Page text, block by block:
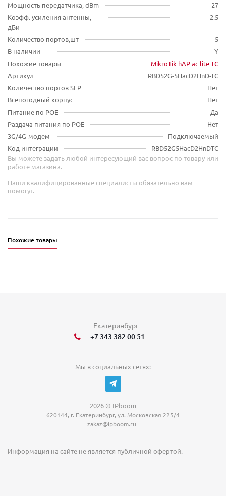
Мощность передатчика, dBm
27
Коэфф. усиления антенны,
дБи
2.5
Количество портов,шт
5
В наличии
Y
Похожие товары
MikroTik hAP ac lite TC
Артикул
RBD52G-5HacD2HnD-TC
Количество портов SFP
Нет
Всепогодный корпус
Нет
Питание по POE
Да
Раздача питания по POE
Нет
3G/4G-модем
Подключаемый
Код интеграции
RBD52G5HacD2HnDTC
Вы можете задать любой интересующий вас вопрос по товару или
работе магазина.
Наши квалифицированные специалисты обязательно вам
помогут.
Похожие товары
Екатеринбург
+7 343 382 00 51
Мы в социальных сетях:
2026 © IPboom
620144, г. Екатеринбург, ул. Московская 225/4
zakaz@ipboom.ru
Информация на сайте не является публичной офертой.